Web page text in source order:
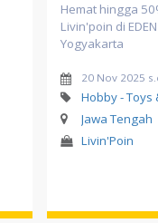
Hemat hingga
Livin'poin di
Yogyakarta
20 Nov 2025
Hobby - Toys
Jawa Tengah
Livin'Poin